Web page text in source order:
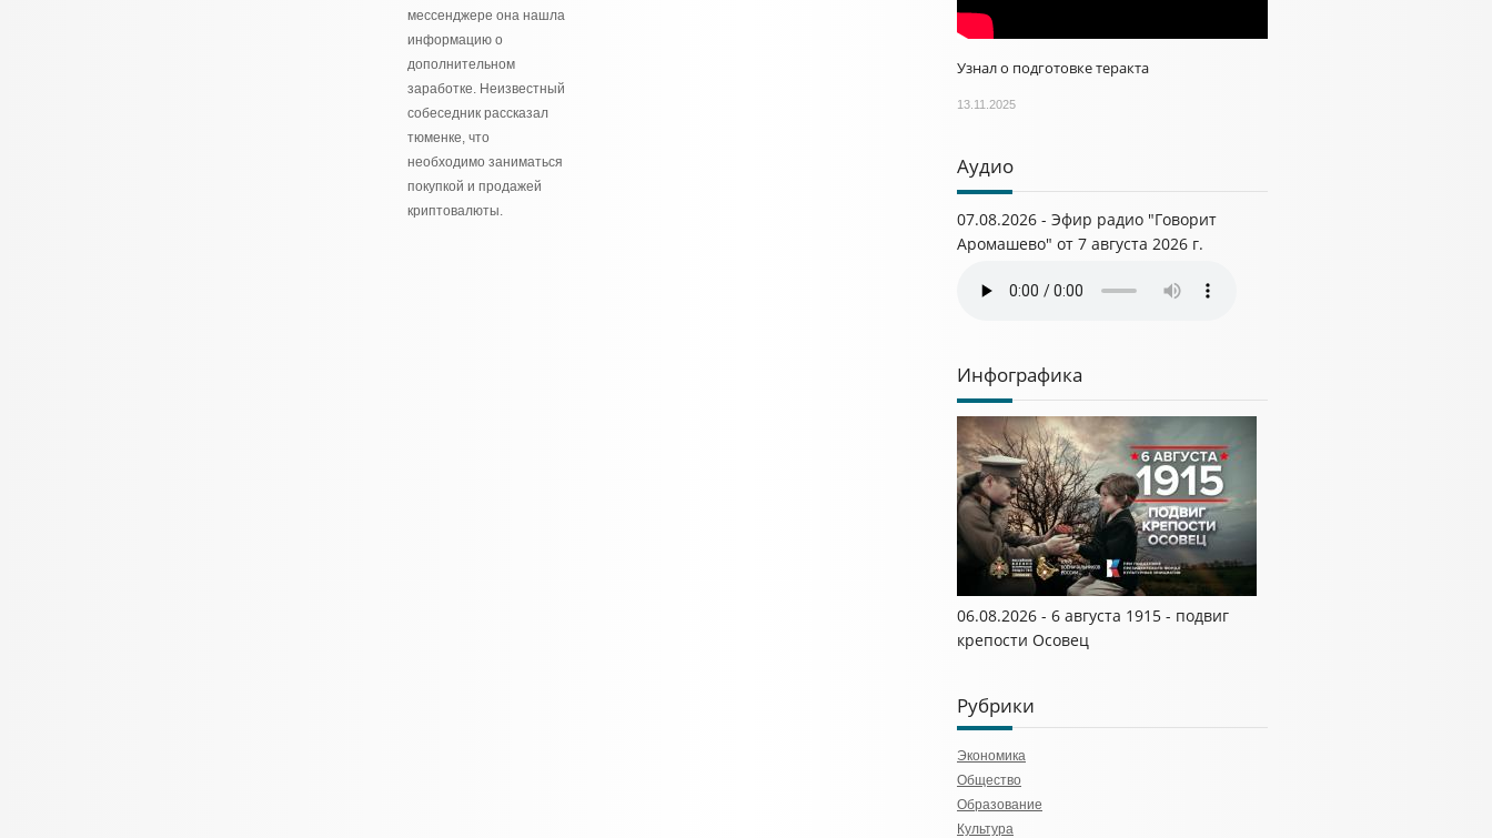
мессенджере она нашла
информацию о
дополнительном
заработке. Неизвестный
собеседник рассказал
тюменке, что
необходимо заниматься
покупкой и продажей
криптовалюты.
Узнал о подготовке теракта
13.11.2025
Аудио
07.08.2026 - Эфир радио "Говорит
Аромашево" от 7 августа 2026 г.
Инфографика
06.08.2026 - 6 августа 1915 - подвиг
крепости Осовец
Рубрики
Экономика
Общество
Образование
Культура